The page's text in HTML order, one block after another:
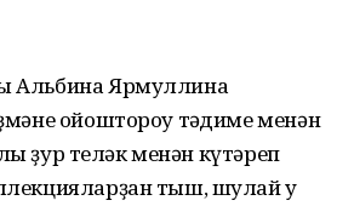
Альбина Ярмуллина
ойоштороу тәҡдиме менән
ҙур теләк менән кү­тәреп
тыш, шулай уҡ